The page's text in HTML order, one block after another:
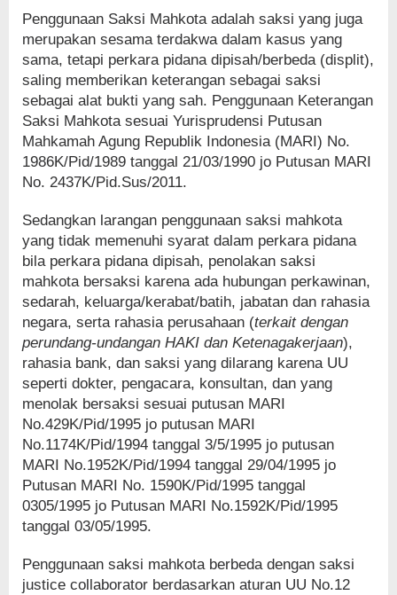
Penggunaan Saksi Mahkota adalah saksi yang juga
merupakan sesama terdakwa dalam kasus yang
sama, tetapi perkara pidana dipisah/berbeda (displit),
saling memberikan keterangan sebagai saksi
sebagai alat bukti yang sah. Penggunaan Keterangan
Saksi Mahkota sesuai Yurisprudensi Putusan
Mahkamah Agung Republik Indonesia (MARI) No.
1986K/Pid/1989 tanggal 21/03/1990 jo Putusan MARI
No. 2437K/Pid.Sus/2011.
Sedangkan larangan penggunaan saksi mahkota
yang tidak memenuhi syarat dalam perkara pidana
bila perkara pidana dipisah, penolakan saksi
mahkota bersaksi karena ada hubungan perkawinan,
sedarah, keluarga/kerabat/batih, jabatan dan rahasia
negara, serta rahasia perusahaan (terkait dengan
perundang-undangan HAKI dan Ketenagakerjaan),
rahasia bank, dan saksi yang dilarang karena UU
seperti dokter, pengacara, konsultan, dan yang
menolak bersaksi sesuai putusan MARI
No.429K/Pid/1995 jo putusan MARI
No.1174K/Pid/1994 tanggal 3/5/1995 jo putusan
MARI No.1952K/Pid/1994 tanggal 29/04/1995 jo
Putusan MARI No. 1590K/Pid/1995 tanggal
0305/1995 jo Putusan MARI No.1592K/Pid/1995
tanggal 03/05/1995.
Penggunaan saksi mahkota berbeda dengan saksi
justice collaborator berdasarkan aturan UU No.12